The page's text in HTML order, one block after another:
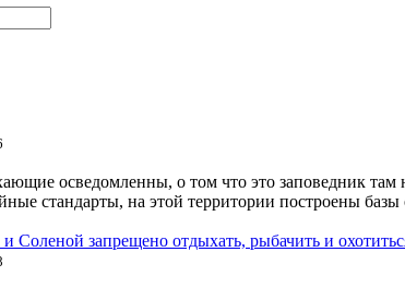
осведомленны, о том что это заповедник там
стандарты, на этой территории построены
и Соленой запрещено отдыхать, рыбачить и